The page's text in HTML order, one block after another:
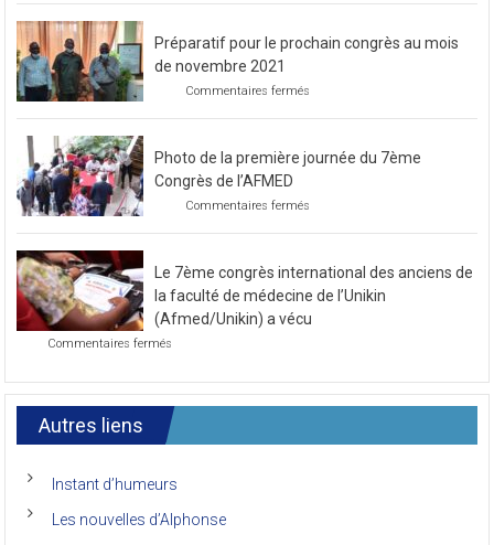
Préparatif pour le prochain congrès au mois
de novembre 2021
Commentaires fermés
prochain
de
2021
Photo de la première journée du 7ème
Congrès de l’AFMED
Commentaires fermés
première
journée
7ème
l’AFMED
Le 7ème congrès international des anciens de
la faculté de médecine de l’Unikin
(Afmed/Unikin) a vécu
Commentaires fermés
congrès
international
anciens
la
de
Autres liens
Instant d’humeurs
Les nouvelles d’Alphonse